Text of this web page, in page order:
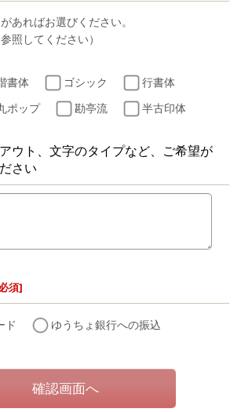
あればお選びください。
照してください）
書体 ゴシック
行書体
ポップ 勘亭流 半古印体
ウト、文字のタイプなど、ご希望が
さい
必須]
ド ゆうちょ銀行への振込
確認画面へ